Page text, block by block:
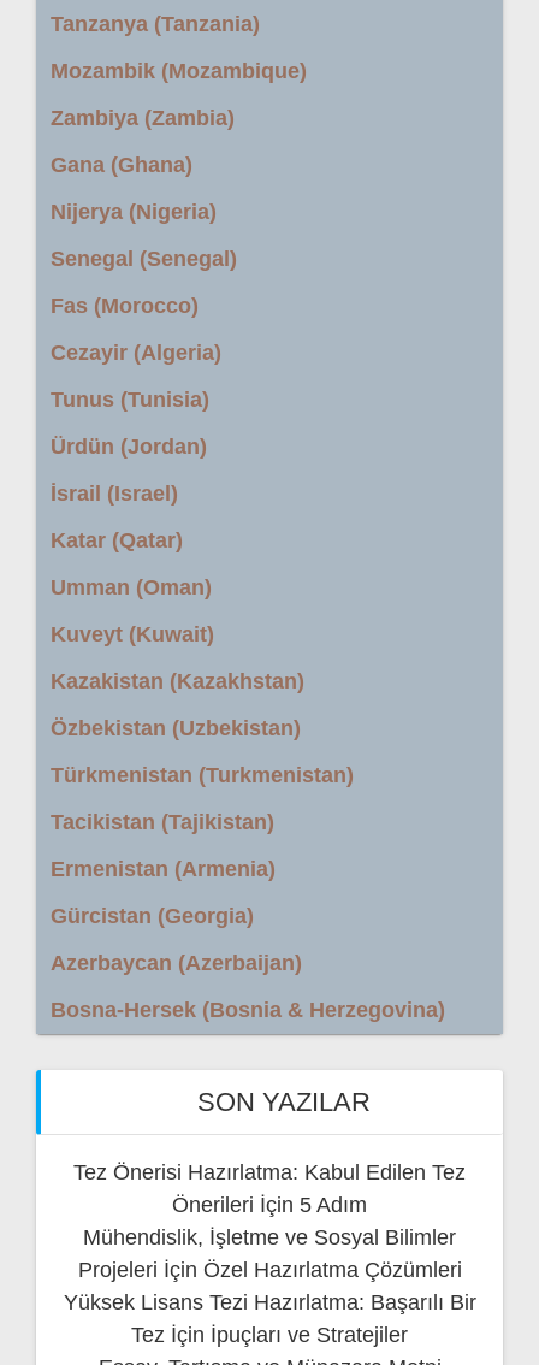
Tanzanya (Tanzania)
Mozambik (Mozambique)
Zambiya (Zambia)
Gana (Ghana)
Nijerya (Nigeria)
Senegal (Senegal)
Fas (Morocco)
Cezayir (Algeria)
Tunus (Tunisia)
Ürdün (Jordan)
İsrail (Israel)
Katar (Qatar)
Umman (Oman)
Kuveyt (Kuwait)
Kazakistan (Kazakhstan)
Özbekistan (Uzbekistan)
Türkmenistan (Turkmenistan)
Tacikistan (Tajikistan)
Ermenistan (Armenia)
Gürcistan (Georgia)
Azerbaycan (Azerbaijan)
Bosna-Hersek (Bosnia & Herzegovina)
SON YAZILAR
Tez Önerisi Hazırlatma: Kabul Edilen Tez
Önerileri İçin 5 Adım
Mühendislik, İşletme ve Sosyal Bilimler
Projeleri İçin Özel Hazırlatma Çözümleri
Yüksek Lisans Tezi Hazırlatma: Başarılı Bir
Tez İçin İpuçları ve Stratejiler